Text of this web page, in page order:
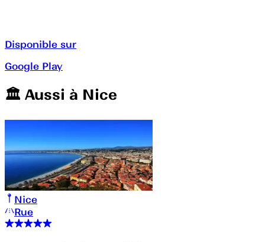
Disponible sur
Google Play
🏛️️ Aussi à Nice
Nice
Rue